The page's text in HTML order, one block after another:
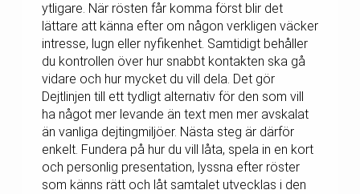
ytligare. När rösten får komma först blir det
lättare att känna efter om någon verkligen väcker
intresse, lugn eller nyfikenhet. Samtidigt behåller
du kontrollen över hur snabbt kontakten ska gå
vidare och hur mycket du vill dela. Det gör
Dejtlinjen till ett tydligt alternativ för den som vill
ha något mer levande än text men mer avskalat
än vanliga dejtingmiljöer. Nästa steg är därför
enkelt. Fundera på hur du vill låta, spela in en kort
och personlig presentation, lyssna efter röster
som känns rätt och låt samtalet utvecklas i den